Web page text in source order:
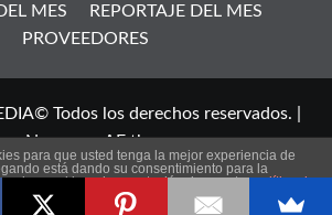
MES
REPORTAJE DEL MES
PROVEEDORES
Todos los derechos reservados.
por AF themes.
para que usted tenga la mejor experiencia de
está dando su consentimiento para la
cookies y la aceptación de nuestrapolítica de
para mayor información.
plugin cookies